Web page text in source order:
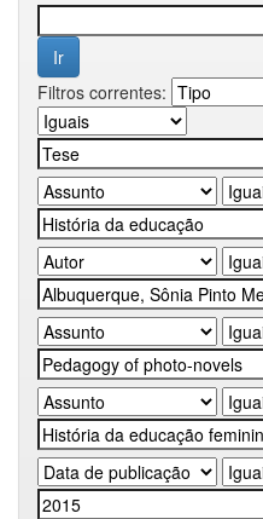
Filtros correntes: